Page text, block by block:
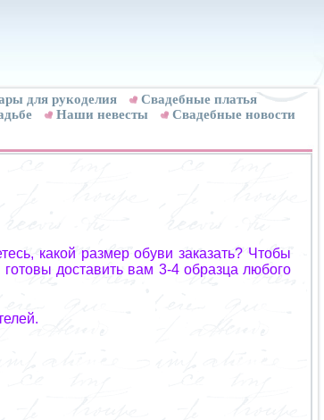
для рукоделия
Cвадебные платья
Наши невесты
Свадебные новости
какой размер обуви заказать? Чтобы
доставить вам 3-4 образца любого